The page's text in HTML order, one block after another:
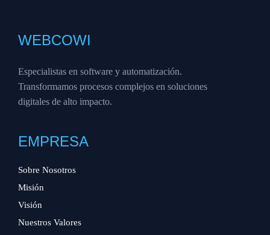
WEBCOWI
Especialistas en software y automatización.
Transformamos procesos complejos en soluciones
digitales de alto impacto.
EMPRESA
Sobre Nosotros
Misión
Visión
Nuestros Valores